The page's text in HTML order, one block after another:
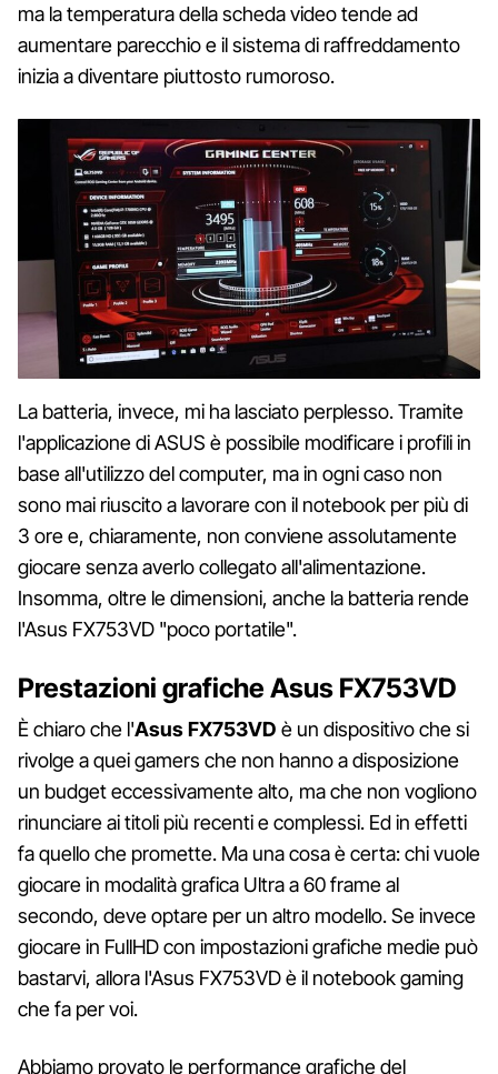
ma la temperatura della scheda video tende ad
aumentare parecchio e il sistema di raffreddamento
inizia a diventare piuttosto rumoroso.
La batteria, invece, mi ha lasciato perplesso. Tramite
l'applicazione di ASUS è possibile modificare i profili in
base all'utilizzo del computer, ma in ogni caso non
sono mai riuscito a lavorare con il notebook per più di
3 ore e, chiaramente, non conviene assolutamente
giocare senza averlo collegato all'alimentazione.
Insomma, oltre le dimensioni, anche la batteria rende
l'Asus FX753VD "poco portatile".
Prestazioni grafiche Asus FX753VD
È chiaro che l'Asus FX753VD è un dispositivo che si
rivolge a quei gamers che non hanno a disposizione
un budget eccessivamente alto, ma che non vogliono
rinunciare ai titoli più recenti e complessi. Ed in effetti
fa quello che promette. Ma una cosa è certa: chi vuole
giocare in modalità grafica Ultra a 60 frame al
secondo, deve optare per un altro modello. Se invece
giocare in FullHD con impostazioni grafiche medie può
bastarvi, allora l'Asus FX753VD è il notebook gaming
che fa per voi.
Abbiamo provato le performance grafiche del